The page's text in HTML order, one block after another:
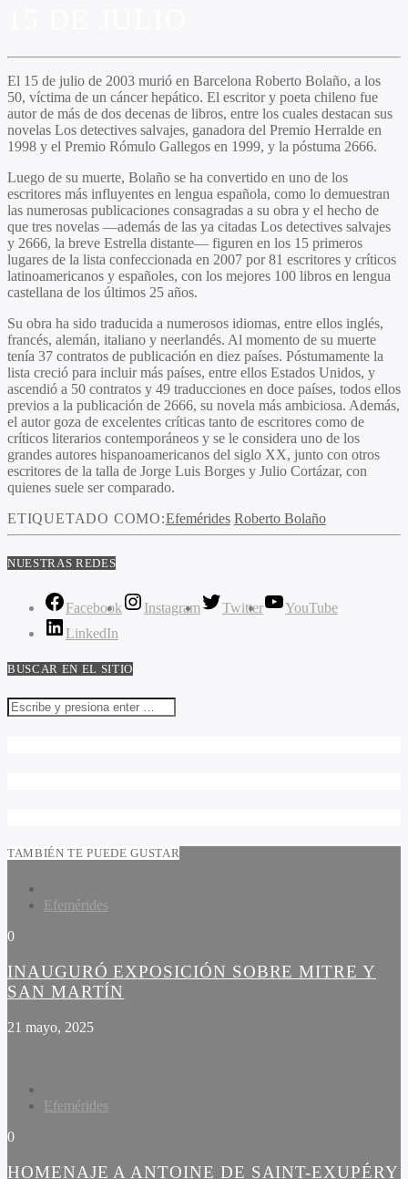
El 15 de julio de 2003 murió en Barcelona Roberto Bolaño, a los
50, víctima de un cáncer hepático. El escritor y poeta chileno fue
autor de más de dos decenas de libros, entre los cuales destacan sus
novelas Los detectives salvajes, ganadora del Premio Herralde en
1998 y el Premio Rómulo Gallegos en 1999, y la póstuma 2666.
Luego de su muerte, Bolaño se ha convertido en uno de los
escritores más influyentes en lengua española, como lo demuestran
las numerosas publicaciones consagradas a su obra y el hecho de
que tres novelas —además de las ya citadas Los detectives salvajes
y 2666, la breve Estrella distante— figuren en los 15 primeros
lugares de la lista confeccionada en 2007 por 81 escritores y críticos
latinoamericanos y españoles, con los mejores 100 libros en lengua
castellana de los últimos 25 años.
Su obra ha sido traducida a numerosos idiomas, entre ellos inglés,
francés, alemán, italiano y neerlandés. Al momento de su muerte
tenía 37 contratos de publicación en diez países. Póstumamente la
lista creció para incluir más países, entre ellos Estados Unidos, y
ascendió a 50 contratos y 49 traducciones en doce países, todos ellos
previos a la publicación de 2666, su novela más ambiciosa. Además,
el autor goza de excelentes críticas tanto de escritores como de
críticos literarios contemporáneos y se le considera uno de los
grandes autores hispanoamericanos del siglo XX, junto con otros
escritores de la talla de Jorge Luis Borges y Julio Cortázar, con
quienes suele ser comparado.
ETIQUETADO COMO:Efemérides Roberto Bolaño
NUESTRAS REDES
Facebook Instagram Twitter
YouTube
LinkedIn
BUSCAR EN EL SITIO
TAMBIÉN TE PUEDE GUSTAR
Efemérides
0
INAUGURÓ EXPOSICIÓN SOBRE MITRE Y
SAN MARTÍN
21 mayo, 2025
Efemérides
0
HOMENAJE A ANTOINE DE SAINT-EXUPÉRY